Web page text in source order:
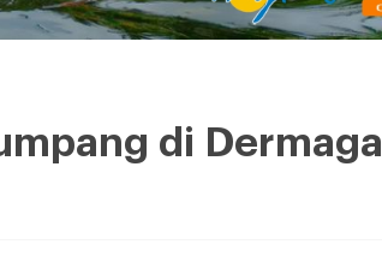
di Dermaga